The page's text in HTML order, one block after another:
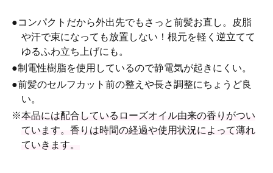
●コンパクトだから外出先でもさっと前髪お直し。皮脂
や汗で束になっても放置しない！根元を軽く逆立てて
ゆるふわ立ち上げにも。
●制電性樹脂を使用しているので静電気が起きにくい。
●前髪のセルフカット前の整えや長さ調整にちょうど良
い。
※本品には配合しているローズオイル由来の香りがつい
ています。香りは時間の経過や使用状況によって薄れ
ていきます。